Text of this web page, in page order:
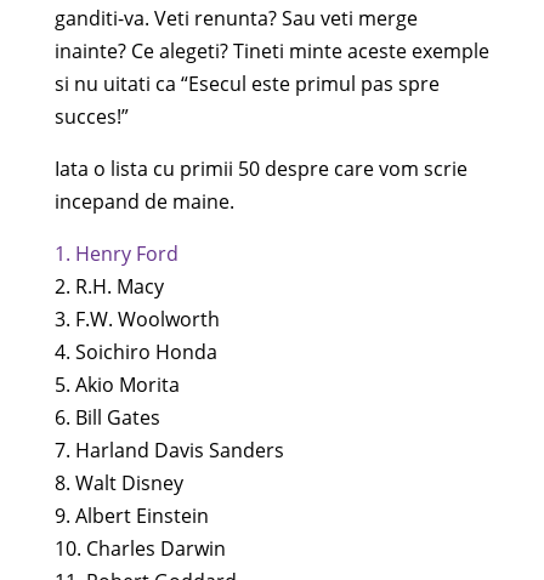
ganditi-va. Veti renunta? Sau veti merge
inainte? Ce alegeti? Tineti minte aceste exemple
si nu uitati ca “Esecul este primul pas spre
succes!”
Iata o lista cu primii 50 despre care vom scrie
incepand de maine.
1. Henry Ford
2. R.H. Macy
3. F.W. Woolworth
4. Soichiro Honda
5. Akio Morita
6. Bill Gates
7. Harland Davis Sanders
8. Walt Disney
9. Albert Einstein
10. Charles Darwin